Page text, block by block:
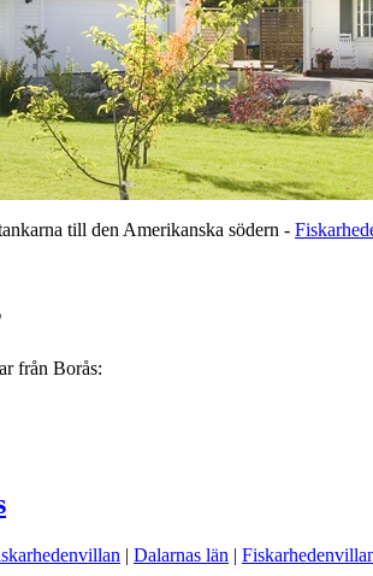
till den Amerikanska södern -
från Borås:
| Dalarnas län |